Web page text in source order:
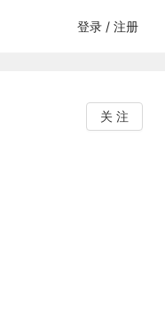
登录 / 注册
关 注